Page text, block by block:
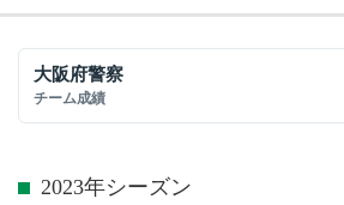
大阪府警察
チーム成績
2023年シーズン